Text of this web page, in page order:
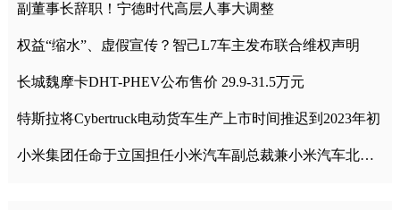
副董事长辞职！宁德时代高层人事大调整
权益“缩水”、虚假宣传？智己L7车主发布联合维权声明
长城魏摩卡DHT-PHEV公布售价 29.9-31.5万元
特斯拉将Cybertruck电动货车生产上市时间推迟到2023年初
小米集团任命于立国担任小米汽车副总裁兼小米汽车北京总部政委